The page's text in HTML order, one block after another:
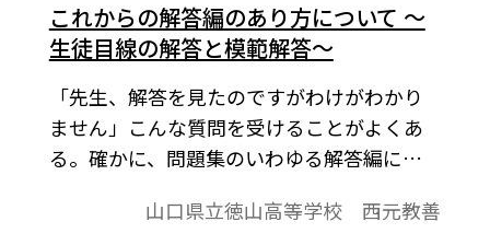
これからの解答編のあり方について ～
生徒目線の解答と模範解答～
「先生、解答を見たのですがわけがわかり
ません」――こんな質問を受けることがよくあ
る。確かに、問題集のいわゆる解答編には
にはわかりづらい―消化しづらい―ものが
山口県立徳山高等学校 西元教善